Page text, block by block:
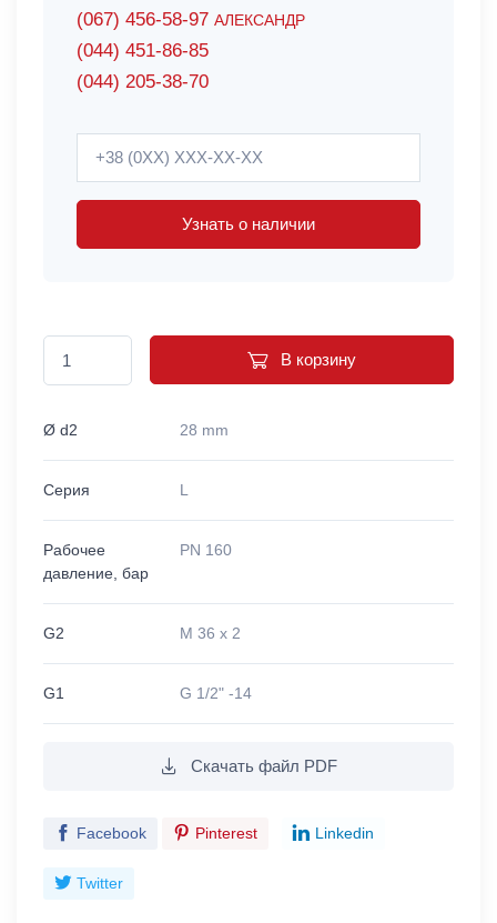
(067) 456-58-97 АЛЕКСАНДР
(044) 451-86-85
(044) 205-38-70
Узнать о наличии
В корзину
Ø d2 28 mm
Серия L
Рабочее
давление, бар
PN 160
G2 M 36 x 2
G1 G 1/2" -14
Скачать файл PDF
Facebook Pinterest Linkedin
Twitter